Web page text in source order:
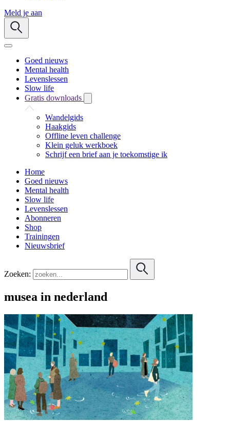
Meld je aan
Goed nieuws
Mental health
Levenslessen
Slow life
Gratis downloads
Wandelgids
Haakgids
Offline leven challenge
Klein geluk werkboek
Schrijf een brief aan je toekomstige ik
Home
Goed nieuws
Mental health
Slow life
Levenslessen
Abonneren
Shop
Trainingen
Nieuwsbrief
Zoeken:
musea in nederland